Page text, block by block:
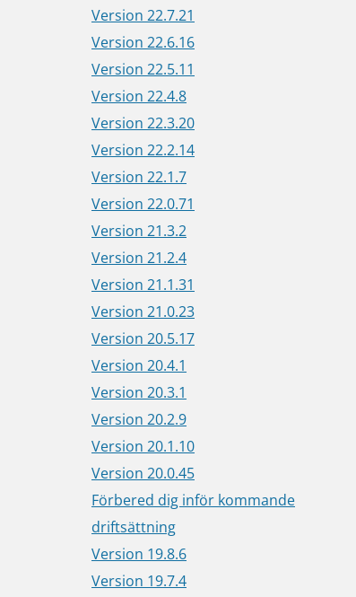
Version 22.7.21
Version 22.6.16
Version 22.5.11
Version 22.4.8
Version 22.3.20
Version 22.2.14
Version 22.1.7
Version 22.0.71
Version 21.3.2
Version 21.2.4
Version 21.1.31
Version 21.0.23
Version 20.5.17
Version 20.4.1
Version 20.3.1
Version 20.2.9
Version 20.1.10
Version 20.0.45
Förbered dig inför kommande
driftsättning
Version 19.8.6
Version 19.7.4